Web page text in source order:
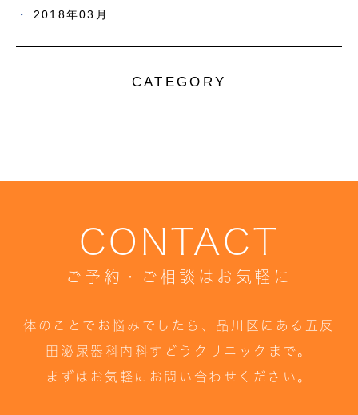
2018年03月
CATEGORY
CONTACT
ご予約・ご相談はお気軽に
体のことでお悩みでしたら、品川区にある五反
田泌尿器科内科すどうクリニックまで。
まずはお気軽にお問い合わせください。